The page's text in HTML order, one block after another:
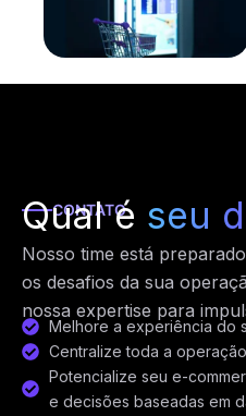
CONTATO
Qual é seu
Nosso time está
os desafios da sua
nossa expertise para
Melhore a experiência do
Centralize toda a
Potencialize seu e-
e decisões baseadas em